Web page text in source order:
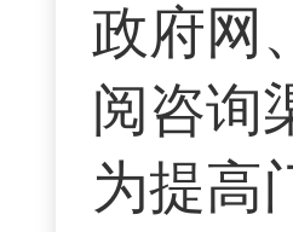
政府网
阅咨询
为提高